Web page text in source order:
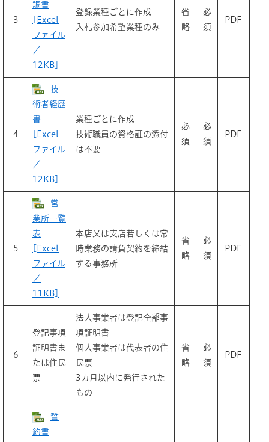
3
調書
[Excel
ファイル
／
12KB]
登録業種ごとに作成
入札参加希望業種のみ
省
略
必
須
PDF
4
技
術者経歴
書
[Excel
ファイル
／
12KB]
業種ごとに作成
技術職員の資格証の添付
は不要
必
須
必
須
PDF
5
営
業所一覧
表
[Excel
ファイル
／
11KB]
本店又は支店若しくは常
時業務の請負契約を締結
する事務所
省
略
必
須
PDF
6
登記事項
証明書ま
たは住民
票
法人事業者は登記全部事
項証明書
個人事業者は代表者の住
民票
3カ月以内に発行された
もの
省
略
必
須
PDF
誓
約書